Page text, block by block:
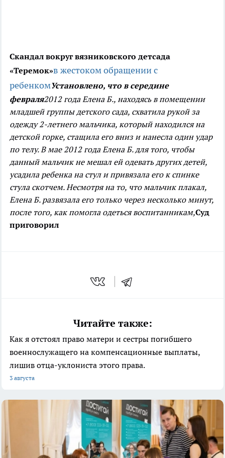
Скандал вокруг вязниковского детсада
«Теремок»в жестоком обращении с
ребенкомУстановлено, что в середине
февраля2012 года Елена Б., находясь в помещении
младшей группы детского сада, схватила рукой за
одежду 2-летнего мальчика, который находился на
детской горке, стащила его вниз и нанесла один удар
по телу. В мае 2012 года Елена Б. для того, чтобы
данный мальчик не мешал ей одевать других детей,
усадила ребенка на стул и привязала его к спинке
стула скотчем. Несмотря на то, что мальчик плакал,
Елена Б. развязала его только через несколько минут,
после того, как помогла одеться воспитанникам,Суд
приговорил
Читайте также:
Как я отстоял право матери и сестры погибшего
военнослужащего на компенсационные выплаты,
лишив отца-уклониста этого права.
3 августа